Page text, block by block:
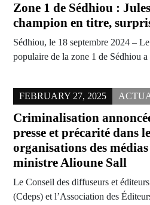
Zone 1 de Sédhiou :
champion en titre,
Sédhiou, le 18 septembre 2024 –
populaire de la zone 1 de Sédhiou
FEBRUARY 27, 2025
Criminalisation
presse et précarité dans
organisations des
ministre Alioune Sall
Le Conseil des diffuseurs et
(Cdeps) et l’Association des